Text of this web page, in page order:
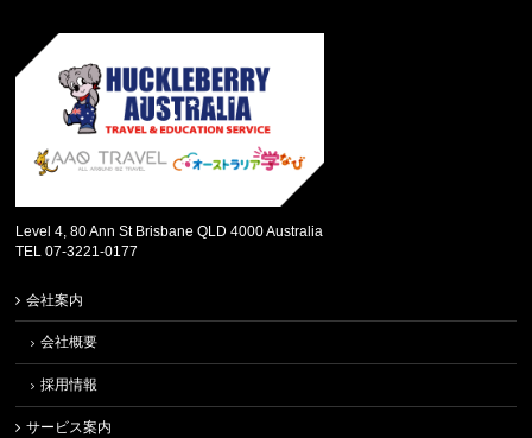
Level 4, 80 Ann St Brisbane QLD 4000 Australia
TEL 07-3221-0177
会社案内
会社概要
採用情報
サービス案内